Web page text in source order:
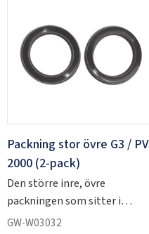
Packning stor övre G3 / PV
2000 (2-pack)
Den större inre, övre
packningen som sitter i
PV2000 och G3 injektorerna.
GW-W03032